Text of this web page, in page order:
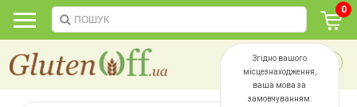
Згідно вашого
місцезнаходження,
ваша мова за
замовчуванням:
0